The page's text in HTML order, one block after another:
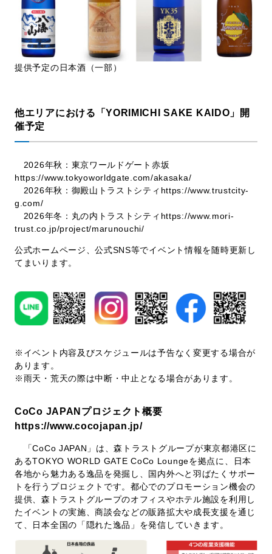
提供予定の日本酒（一部）
他エリアにおける「YORIMICHI SAKE KAIDO」開
催予定
2026年秋：東京ワールドゲート赤坂
https://www.tokyoworldgate.com/akasaka/
2026年秋：御殿山トラストシティ https://www.trustcity-
g.com/
2026年冬：丸の内トラストシティ https://www.mori-
trust.co.jp/project/marunouchi/
公式ホームページ、公式SNS等でイベント情報を随時更新し
てまいります。
※イベント内容及びスケジュールは予告なく変更する場合が
あります。
※雨天・荒天の際は中断・中止となる場合があります。
CoCo JAPANプロジェクト概要
https://www.cocojapan.jp/
「CoCo JAPAN」は、森トラストグループが東京都港区に
あるTOKYO WORLD GATE CoCo Loungeを拠点に、日本
各地から魅力ある逸品を発掘し、国内外へと羽ばたくサポー
トを行うプロジェクトです。都心でのプロモーション機会の
提供、森トラストグループのオフィスやホテル施設を利用し
たイベントの実施、商談会などの販路拡大や成長支援を通じ
て、日本全国の「隠れた逸品」を発信していきます。